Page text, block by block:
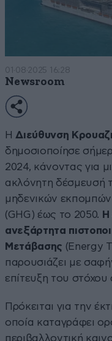
01·08·2025 16:28
Newsroom
Η Διεύθυνση
δημοσιοποίησε
2024, κάνοντας για
ακλόνητη δέσμευσή
μηδενικών
(GHG) έως το 2050. Η
ανεξάρτητα
Μετάβασης (Energy
παρουσιάζει με
επίτευξη του στόχου
Πρόκειται για την
οποία καταγράφει
περιβαλλοντική